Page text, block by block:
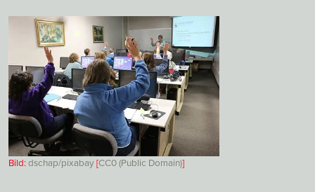
Bild:dschap/pixabay[CC0 (Public Domain)]